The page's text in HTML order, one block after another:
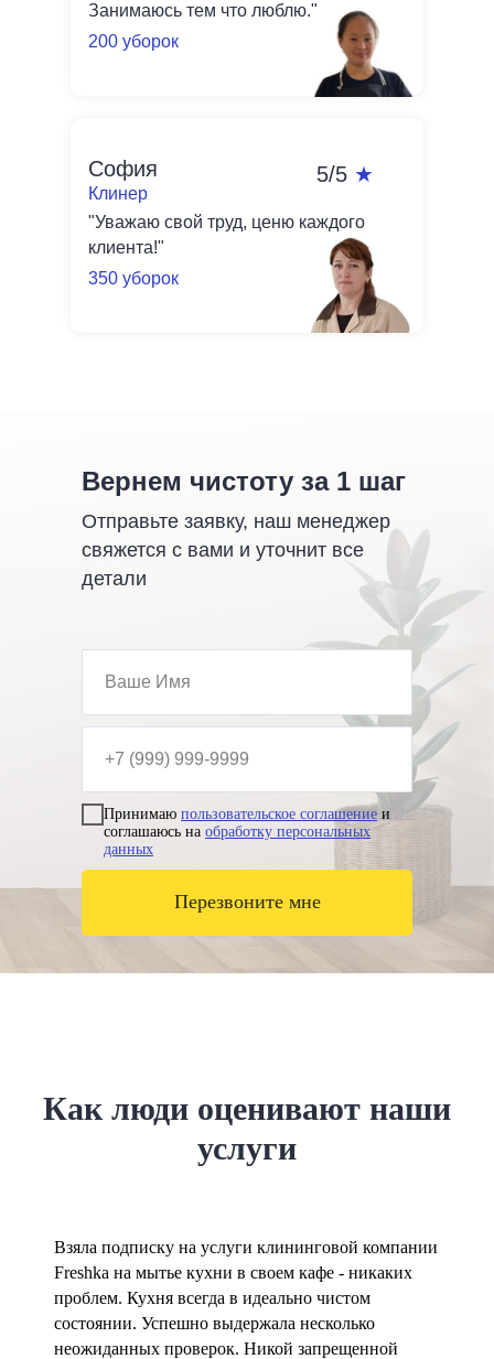
Занимаюсь тем что люблю."
200 уборок
"Уважаю свой труд, ценю каждого
клиента!"
Клинер
София
350 уборок
5/5 ★
Принимаю пользовательское соглашение и
соглашаюсь на обработку персональных
данных
Перезвоните мне
Вернем чистоту за 1 шаг
Отправьте заявку, наш менеджер
свяжется с вами и уточнит все
детали
Как люди оценивают наши
услуги
Взяла подписку на услуги клининговой компании
Freshka на мытье кухни в своем кафе - никаких
проблем. Кухня всегда в идеально чистом
состоянии. Успешно выдержала несколько
неожиданных проверок. Никой запрещенной